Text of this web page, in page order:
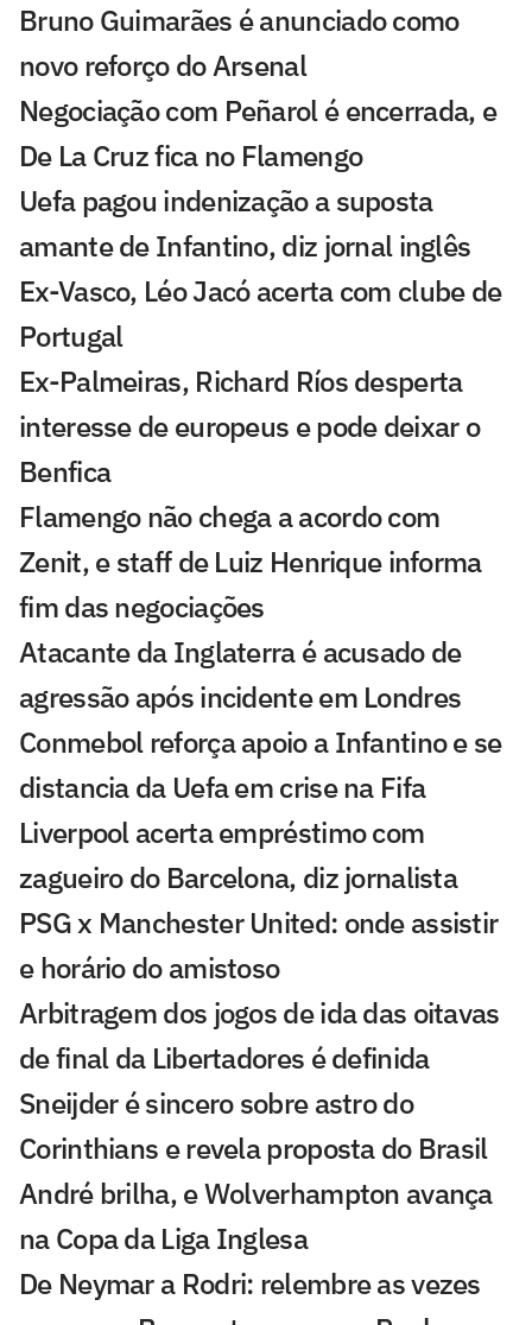
Bruno Guimarães é anunciado como
novo reforço do Arsenal
Negociação com Peñarol é encerrada, e
De La Cruz fica no Flamengo
Uefa pagou indenização a suposta
amante de Infantino, diz jornal inglês
Ex-Vasco, Léo Jacó acerta com clube de
Portugal
Ex-Palmeiras, Richard Ríos desperta
interesse de europeus e pode deixar o
Benfica
Flamengo não chega a acordo com
Zenit, e staff de Luiz Henrique informa
fim das negociações
Atacante da Inglaterra é acusado de
agressão após incidente em Londres
Conmebol reforça apoio a Infantino e se
distancia da Uefa em crise na Fifa
Liverpool acerta empréstimo com
zagueiro do Barcelona, diz jornalista
PSG x Manchester United: onde assistir
e horário do amistoso
Arbitragem dos jogos de ida das oitavas
de final da Libertadores é definida
Sneijder é sincero sobre astro do
Corinthians e revela proposta do Brasil
André brilha, e Wolverhampton avança
na Copa da Liga Inglesa
De Neymar a Rodri: relembre as vezes